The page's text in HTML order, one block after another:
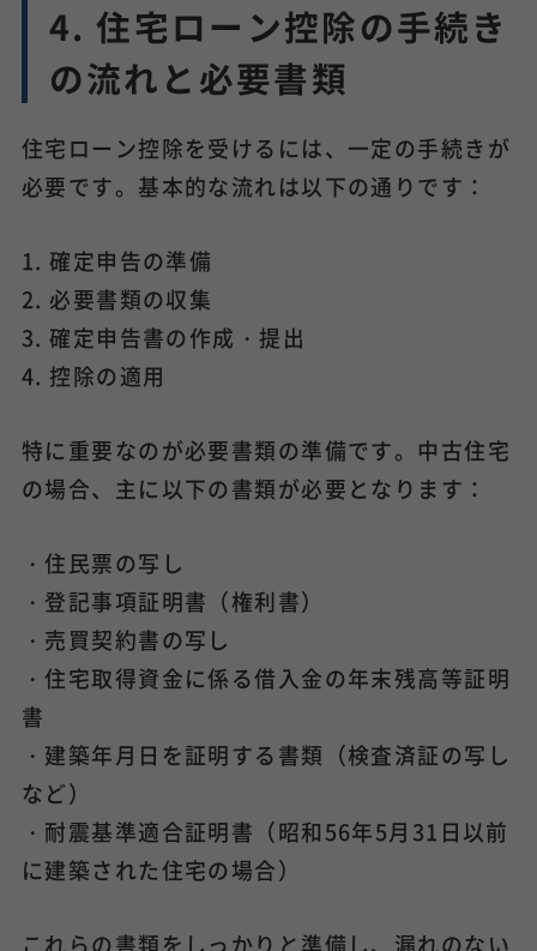
4. 住宅ローン控除の手続き
の流れと必要書類
住宅ローン控除を受けるには、一定の手続きが
必要です。基本的な流れは以下の通りです：
1. 確定申告の準備
2. 必要書類の収集
3. 確定申告書の作成・提出
4. 控除の適用
特に重要なのが必要書類の準備です。中古住宅
の場合、主に以下の書類が必要となります：
・住民票の写し
・登記事項証明書（権利書）
・売買契約書の写し
・住宅取得資金に係る借入金の年末残高等証明
書
・建築年月日を証明する書類（検査済証の写し
など）
・耐震基準適合証明書（昭和56年5月31日以前
に建築された住宅の場合）
これらの書類をしっかりと準備し、漏れのない